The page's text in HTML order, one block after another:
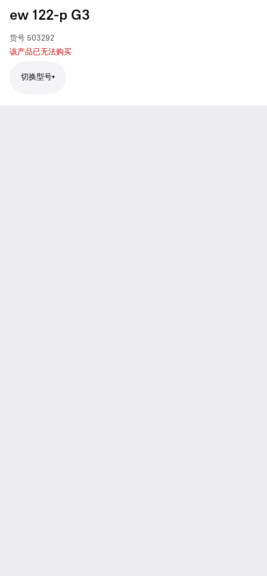
ew 122-p G3
货号 503292
该产品已无法购买
切换型号